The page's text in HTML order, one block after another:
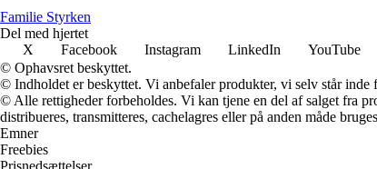
Familie Styrken
Del med hjertet
X
Facebook Instagram LinkedIn YouTube
© Ophavsret beskyttet.
© Indholdet er beskyttet. Vi anbefaler produkter, vi selv står
© Alle rettigheder forbeholdes. Vi kan tjene en del af salget fra
distribueres, transmitteres, cachelagres eller på anden måde
Emner
Freebies
Prisnedsættelser